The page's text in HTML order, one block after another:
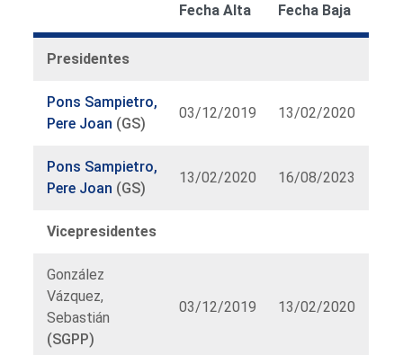
Fecha Alta Fecha Baja
Presidentes
Pons Sampietro,
Pere Joan (GS)
03/12/2019 13/02/2020
Pons Sampietro,
Pere Joan (GS)
13/02/2020 16/08/2023
Vicepresidentes
González
Vázquez,
Sebastián
(SGPP)
03/12/2019 13/02/2020